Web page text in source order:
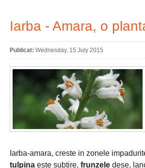
Iarba - Amara, o
Publicat: Wednesday, 15 July 2015
Iarba-amara, creste in zonele
tulpina este subtire, frunzele dese,